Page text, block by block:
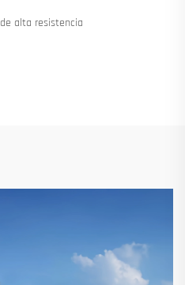
alta resistencia